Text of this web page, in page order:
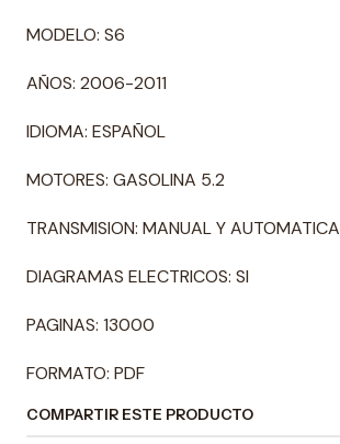
MODELO: S6
AÑOS: 2006-2011
IDIOMA: ESPAÑOL
MOTORES: GASOLINA 5.2
TRANSMISION: MANUAL Y AUTOMATICA
DIAGRAMAS ELECTRICOS: SI
PAGINAS: 13000
FORMATO: PDF
COMPARTIR ESTE PRODUCTO